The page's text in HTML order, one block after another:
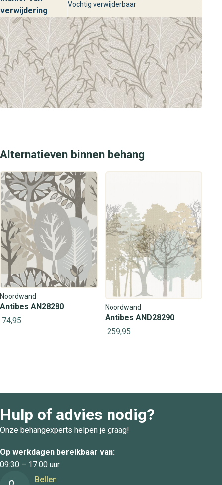
het kiezen van de perfecte wandbekleding en geven
stylingtips voor een luxe en harmonieus interieur. Kom
langs bij behangplaza en ontdek zelf de stijlvolle
mogelijkheden voor jouw woning.
verwijdering
Vochtig verwijderbaar
Alternatieven binnen behang
Noordwand
Antibes AN28280
74,95
Noordwand
Antibes AND28290
259,95
Hulp of advies nodig?
Onze behangexperts helpen je graag!
Op werkdagen bereikbaar van:
09:30 – 17:00 uur
Bellen